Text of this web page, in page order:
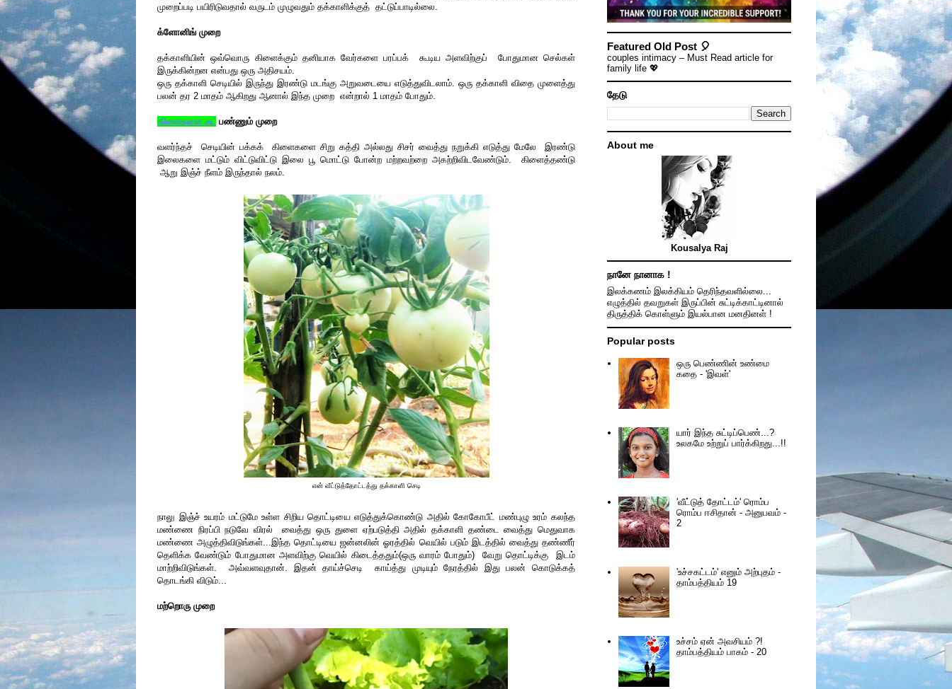
முறைப்படி பயிரிடுவதால் வருடம் முழுவதும் தக்காளிக்குத் தட்டுப்பாடில்லை.
க்ளோனிங் முறை
தக்காளியின் ஒவ்வொரு கிளைக்கும் தனியாக வேர்களை பரப்பக் கூடிய அளவிற்குப் போதுமான செல்கள்
இருக்கின்றன என்பது ஒரு அதிசயம்.
ஒரு தக்காளி செடியில் இருந்து இரண்டு மடங்கு அறுவடையை எடுத்துவிடலாம். ஒரு தக்காளி விதை முளைத்து
பலன் தர 2 மாதம் ஆகிறது ஆனால் இந்த முறை என்றால் 1 மாதம் போதும்.
கிளைகளை கட் பண்ணும் முறை
வளர்ந்தச் செடியின் பக்கக் கிளைகளை சிறு கத்தி அல்லது சிசர் வைத்து நறுக்கி எடுத்து மேலே இரண்டு
இலைகளை மட்டும் விட்டுவிட்டு இலை பூ மொட்டு போன்ற மற்றவற்றை அகற்றிவிடவேண்டும். கிளைத்தண்டு
ஆறு இஞ்ச் நீளம் இருந்தால் நலம்.
என் வீட்டுத்தோட்டத்து தக்காளி செடி
நாலு இஞ்ச் உயரம் மட்டுமே உள்ள சிறிய தொட்டியை எடுத்துக்கொண்டு அதில் கோகோபீட் மண்புழு உரம் கலந்த
மண்ணை நிரப்பி நடுவே விரல் வைத்து ஒரு துளை ஏற்படுத்தி அதில் தக்காளி தண்டை வைத்து மெதுவாக
மண்ணை அழுத்திவிடுங்கள்...இந்த தொட்டியை ஜன்னலின் ஓரத்தில் வெயில் படும் இடத்தில் வைத்து தண்ணீர்
தெளிக்க வேண்டும் போதுமான அளவிற்கு வெயில் கிடைத்ததும்(ஒரு வாரம் போதும்) வேறு தொட்டிக்கு இடம்
மாற்றிவிடுங்கள். அவ்வளவுதான். இதன் தாய்ச்செடி காய்த்து முடியும் நேரத்தில் இது பலன் கொடுக்கத்
தொடங்கி விடும்...
மற்றொரு முறை
Featured Old Post 🎈
couples intimacy – Must Read article for
family life 💖
தேடு
About me
Kousalya Raj
நானே நானாக !
இலக்கணம் இலக்கியம் தெரிந்தவளில்லை...
எழுத்தில் தவறுகள் இருப்பின் சுட்டிக்காட்டினால்
திருத்திக் கொள்ளும் இயல்பான மனதினள் !
Popular posts
ஒரு பெண்ணின் உண்மை
கதை - 'இவள்'
யார் இந்த சுட்டிப்பெண்...?
உலகமே உற்றுப் பார்க்கிறது...!!
'வீட்டுத் தோட்டம்' ரொம்ப
ரொம்ப ஈசிதான் - அனுபவம் -
2
'உச்சகட்டம்' எனும் அற்புதம் -
தாம்பத்தியம் 19
உச்சம் ஏன் அவசியம் ?!
தாம்பத்தியம் பாகம் - 20